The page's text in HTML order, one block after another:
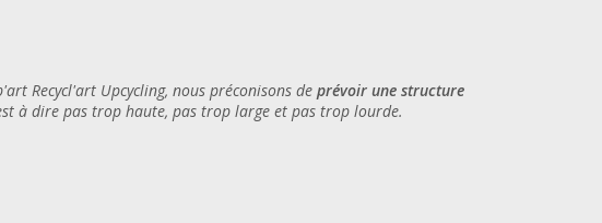
Recycl'art Upcycling, nous préconisons deprévoir une structure
à dire pas trop haute, pas trop large et pas trop lourde.